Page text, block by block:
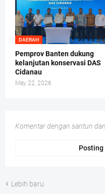
DAERAH
Pemprov Banten dukung
kelanjutan konservasi DAS
Cidanau
May 22, 2026
Komentar dengan santun
Posting
Lebih baru